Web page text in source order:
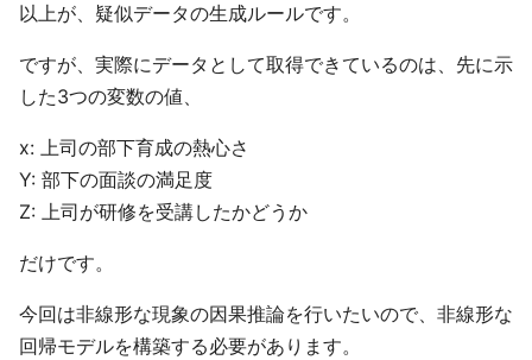
以上が、疑似データの生成ルールです。
ですが、実際にデータとして取得できているのは、先に示
した3つの変数の値、
x: 上司の部下育成の熱心さ
Y: 部下の面談の満足度
Z: 上司が研修を受講したかどうか
だけです。
今回は非線形な現象の因果推論を行いたいので、非線形な
回帰モデルを構築する必要があります。